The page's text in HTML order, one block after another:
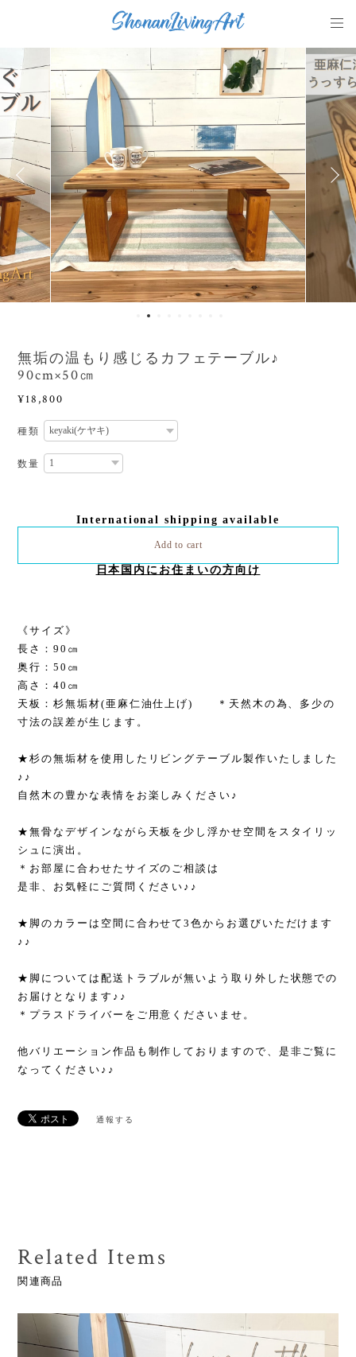
無垢の温もり感じるカフェテーブル♪
90cm×50㎝
¥18,800
種類
数量
International shipping available
Add to cart
日本国内にお住まいの方向け
《サイズ》
長さ：90㎝
奥行：50㎝
高さ：40㎝
天板：杉無垢材(亜麻仁油仕上げ) ＊天然木の為、多少の
寸法の誤差が生じます。
★杉の無垢材を使用したリビングテーブル製作いたしました
♪♪
自然木の豊かな表情をお楽しみください♪
★無骨なデザインながら天板を少し浮かせ空間をスタイリッ
シュに演出。
＊お部屋に合わせたサイズのご相談は
是非、お気軽にご質問ください♪♪
★脚のカラーは空間に合わせて3色からお選びいただけます
♪♪
★脚については配送トラブルが無いよう取り外した状態での
お届けとなります♪♪
＊プラスドライバーをご用意くださいませ。
他バリエーション作品も制作しておりますので、是非ご覧に
なってください♪♪
通報する
Related Items
関連商品